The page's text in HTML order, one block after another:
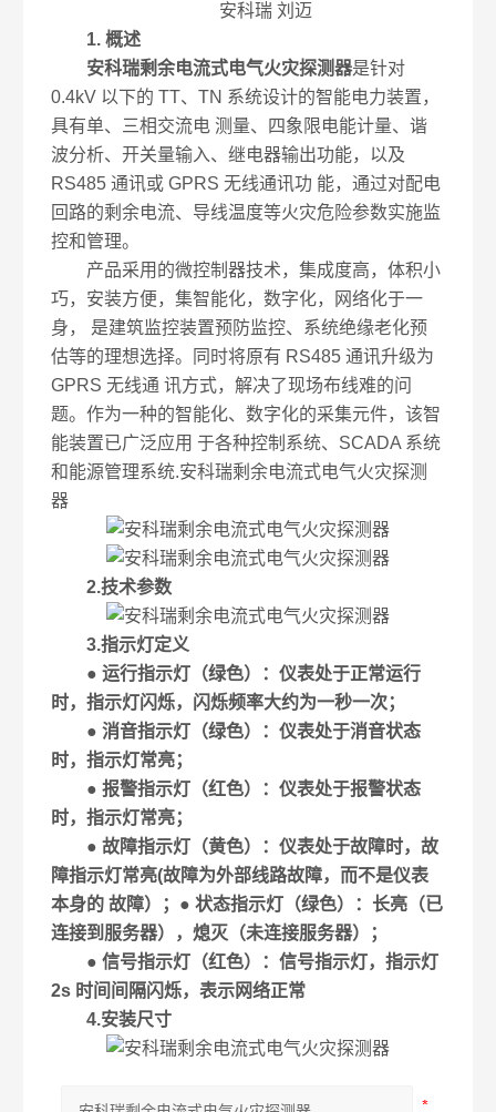
安科瑞 刘迈
1. 概述
安科瑞剩余电流式电气火灾探测器是针对
0.4kV 以下的 TT、TN 系统设计的智能电力装置，
具有单、三相交流电 测量、四象限电能计量、谐
波分析、开关量输入、继电器输出功能，以及
RS485 通讯或 GPRS 无线通讯功 能，通过对配电
回路的剩余电流、导线温度等火灾危险参数实施监
控和管理。
产品采用的微控制器技术，集成度高，体积小
巧，安装方便，集智能化，数字化，网络化于一
身， 是建筑监控装置预防监控、系统绝缘老化预
估等的理想选择。同时将原有 RS485 通讯升级为
GPRS 无线通 讯方式，解决了现场布线难的问
题。作为一种的智能化、数字化的采集元件，该智
能装置已广泛应用 于各种控制系统、SCADA 系统
和能源管理系统.安科瑞剩余电流式电气火灾探测
器
2.技术参数
3.指示灯定义
● 运行指示灯（绿色）：仪表处于正常运行
时，指示灯闪烁，闪烁频率大约为一秒一次；
● 消音指示灯（绿色）：仪表处于消音状态
时，指示灯常亮；
● 报警指示灯（红色）：仪表处于报警状态
时，指示灯常亮；
● 故障指示灯（黄色）：仪表处于故障时，故
障指示灯常亮(故障为外部线路故障，而不是仪表
本身的 故障）；● 状态指示灯（绿色）：长亮（已
连接到服务器），熄灭（未连接服务器）；
● 信号指示灯（红色）：信号指示灯，指示灯
2s 时间间隔闪烁，表示网络正常
4.安装尺寸